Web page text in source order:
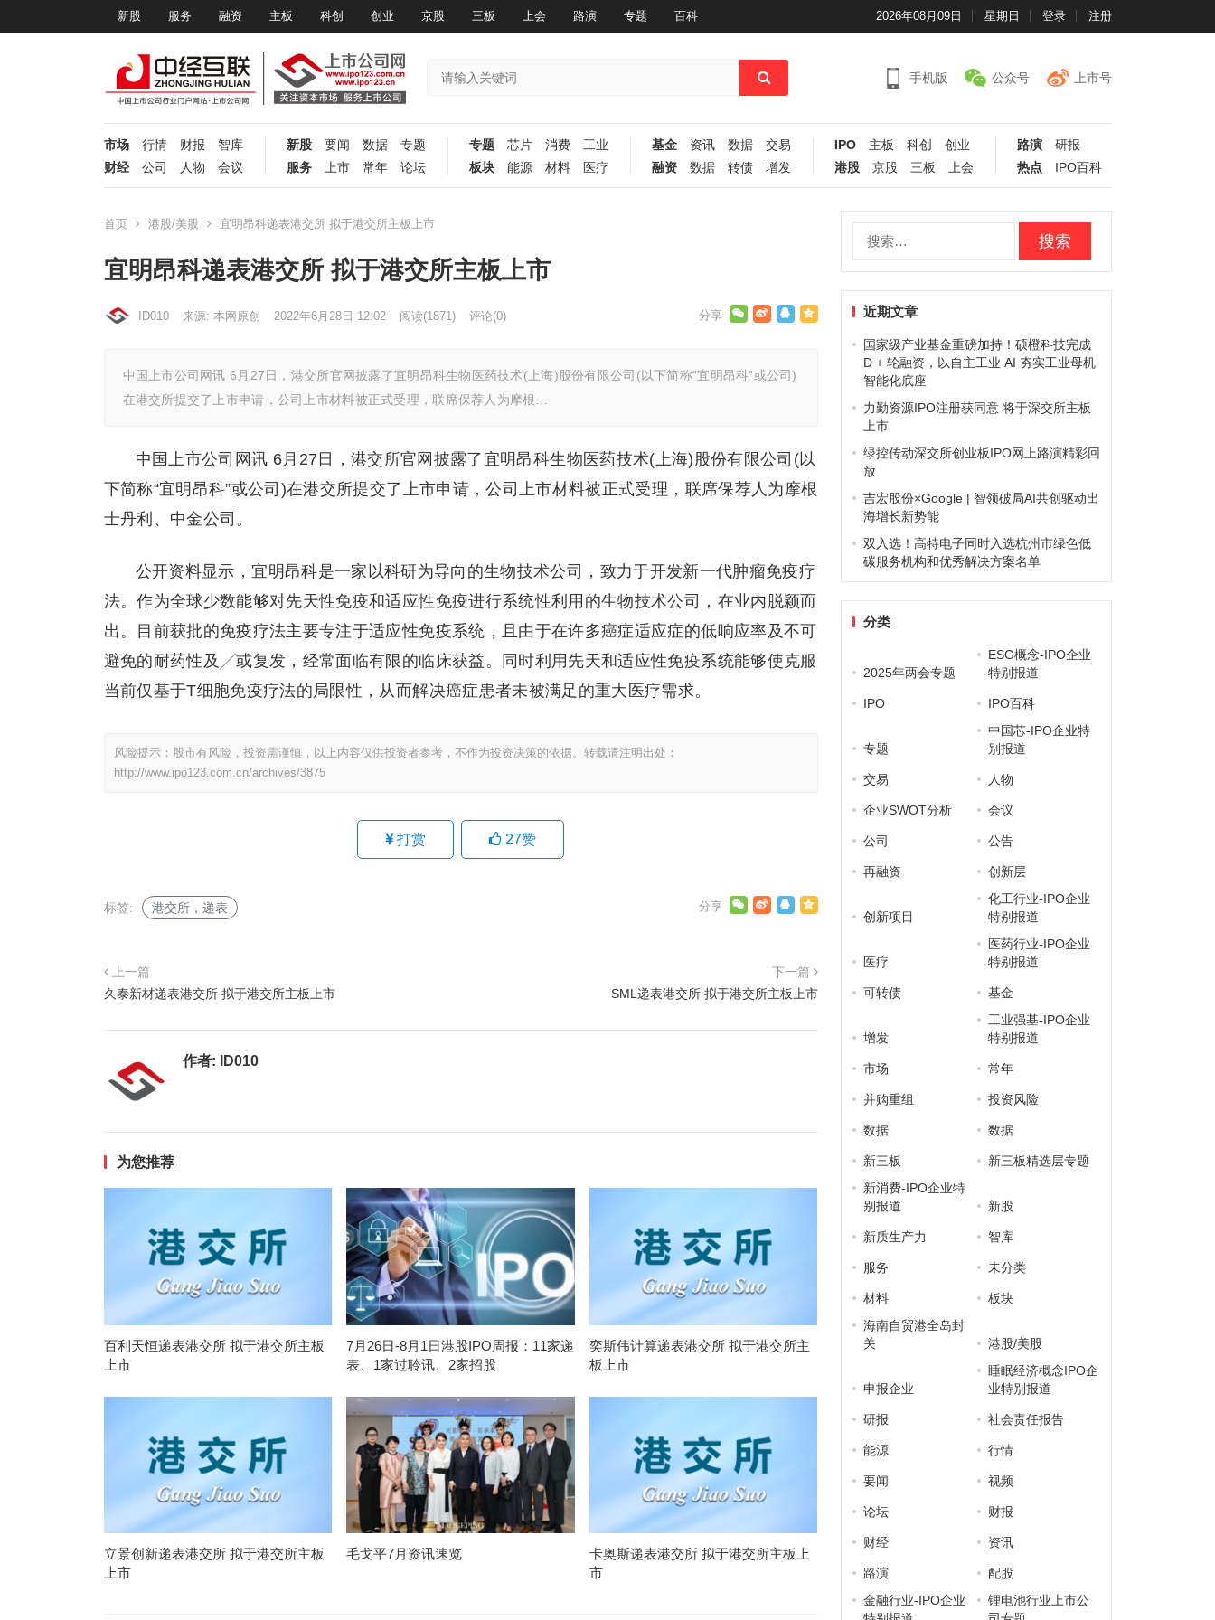
新股 服务 融资 主板 科创 创业 京股 三板 上会 路演 专题 百科 2026年08月09日 星期日 登录 注册
手机版 公众号 上市号
市场 行情 财报
智库
财经
公司 人物 会议
新股 要闻 数据
专题
服务
上市 常年 论坛
专题 芯片 消费
工业
板块
能源 材料 医疗
基金 资讯 数据
交易
融资
数据 转债 增发
IPO 主板 科创
创业
港股
京股 三板 上会
路演
研报
热点
IPO百科
首页 港股/美股 宜明昂科递表港交所 拟于港交所主板上市
宜明昂科递表港交所 拟于港交所主板上市
ID010 来源: 本网原创 2022年6月28日 12:02 阅读(1871) 评论(0)
中国上市公司网讯 6月27日，港交所官网披露了宜明昂科生物医药技术(上海)股份有限公司(以下简称“宜明昂科”或公司)
在港交所提交了上市申请，公司上市材料被正式受理，联席保荐人为摩根…
中国上市公司网讯 6月27日，港交所官网披露了宜明昂科生物医药技术(上海)股份有限公司(以
下简称“宜明昂科”或公司)在港交所提交了上市申请，公司上市材料被正式受理，联席保荐人为摩根
士丹利、中金公司。
公开资料显示，宜明昂科是一家以科研为导向的生物技术公司，致力于开发新一代肿瘤免疫疗
法。作为全球少数能够对先天性免疫和适应性免疫进行系统性利用的生物技术公司，在业内脱颖而
出。目前获批的免疫疗法主要专注于适应性免疫系统，且由于在许多癌症适应症的低响应率及不可
避免的耐药性及╱或复发，经常面临有限的临床获益。同时利用先天和适应性免疫系统能够使克服
当前仅基于T细胞免疫疗法的局限性，从而解决癌症患者未被满足的重大医疗需求。
风险提示：股市有风险，投资需谨慎，以上内容仅供投资者参考，不作为投资决策的依据。转载请注明出处：
http://www.ipo123.com.cn/archives/3875
打赏 27赞
标签: 港交所，递表
上一篇
久泰新材递表港交所 拟于港交所主板上市
下一篇
SML递表港交所 拟于港交所主板上市
作者: ID010
为您推荐
百利天恒递表港交所 拟于港交所主板
上市
7月26日-8月1日港股IPO周报：11家递
表、1家过聆讯、2家招股
奕斯伟计算递表港交所 拟于港交所主
板上市
立景创新递表港交所 拟于港交所主板
上市
毛戈平7月资讯速览
卡奥斯递表港交所 拟于港交所主板上
市
近期文章
国家级产业基金重磅加持！硕橙科技完成
D + 轮融资，以自主工业 AI 夯实工业母机
智能化底座
力勤资源IPO注册获同意 将于深交所主板
上市
绿控传动深交所创业板IPO网上路演精彩回
放
吉宏股份×Google | 智领破局AI共创驱动出
海增长新势能
双入选！高特电子同时入选杭州市绿色低
碳服务机构和优秀解决方案名单
分类
2025年两会专题
ESG概念-IPO企业
特别报道
IPO IPO百科
专题
中国芯-IPO企业特
别报道
交易 人物
企业SWOT分析 会议
公司 公告
再融资 创新层
创新项目
化工行业-IPO企业
特别报道
医疗
医药行业-IPO企业
特别报道
可转债 基金
增发
工业强基-IPO企业
特别报道
市场 常年
并购重组 投资风险
数据 数据
新三板
新三板精选层专题
新消费-IPO企业特
别报道
新股
新质生产力 智库
服务 未分类
材料
板块
海南自贸港全岛封
关
港股/美股
申报企业
睡眠经济概念IPO企
业特别报道
研报 社会责任报告
能源 行情
要闻 视频
论坛 财报
财经 资讯
路演
配股
金融行业-IPO企业
锂电池行业上市公